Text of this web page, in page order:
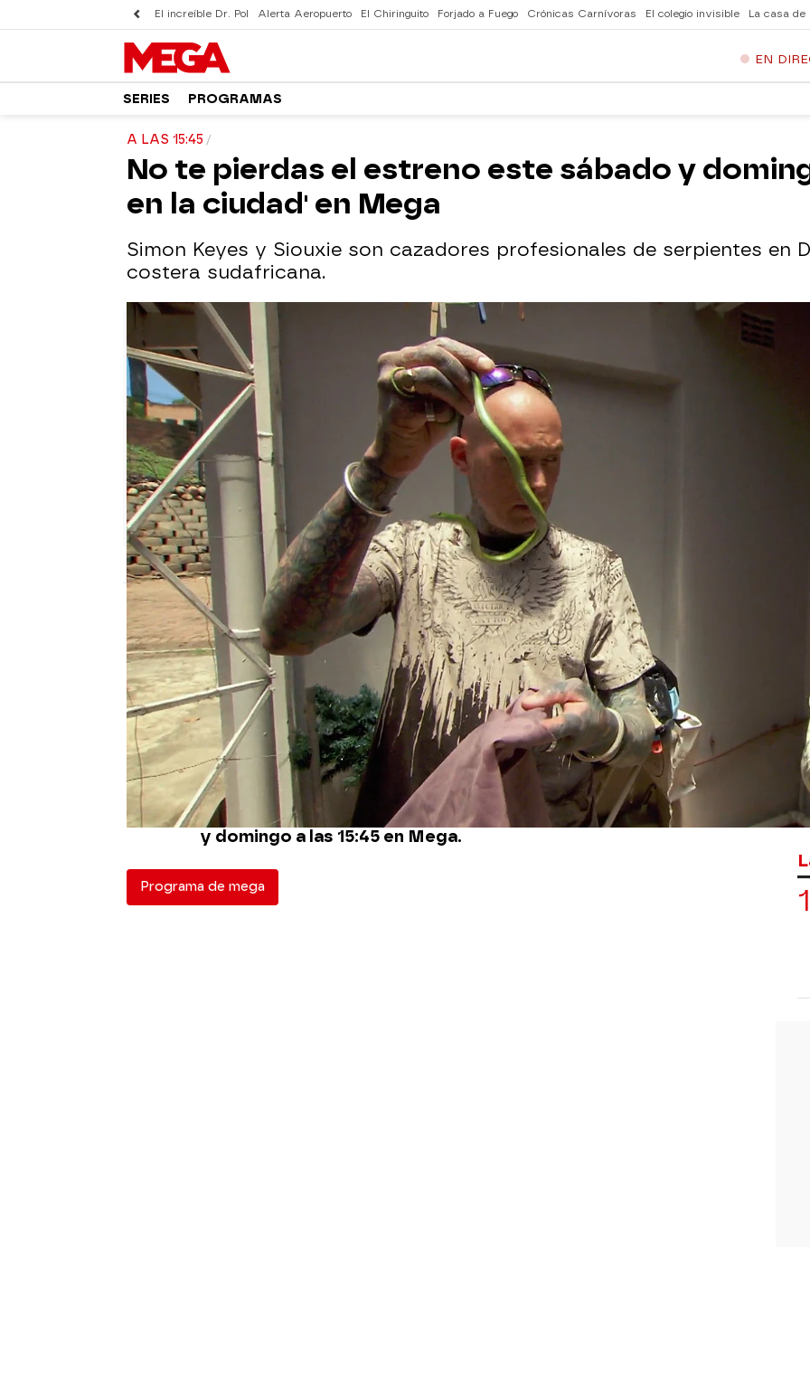
El increíble Dr. Pol Alerta Aeropuerto El Chiringuito Forjado a Fuego Crónicas Carnívoras El colegio invisible La casa de
EN
SERIES PROGRAMAS
A LAS 15:45
No te pierdas el estreno este sábado y
en la ciudad' en Mega
Simon Keyes y Siouxie son cazadores profesionales de serpientes en
costera sudafricana.
mega
Madrid
Publicado:03 de enero de 2022, 13:21
Whatsapp
Simon Keyes y Siouxieson cazadores profesionales de
serpientes. Los dos expertos en comportamiento animal
persiguen y capturan con sus propias manos a las serpientes
más peligrosas y venenosas del mundo
, que todos los veranos
se adentran en la ciudad de Durban, en la costa de Sudáfrica.
No te pierdas el estreno de'Serpientes en la ciudad', el sábado
y domingo a las 15:45 en Mega.
Programa de mega